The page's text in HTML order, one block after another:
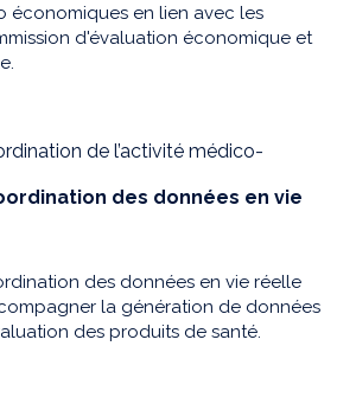
économiques en lien avec les
d'évaluation économique et
de l’activité médico-
des données en vie
des données en vie réelle
la génération de données
des produits de santé.